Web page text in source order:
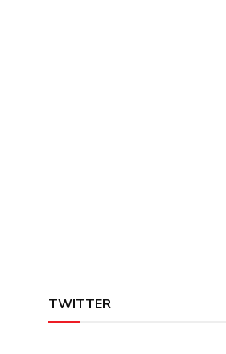
TWITTER